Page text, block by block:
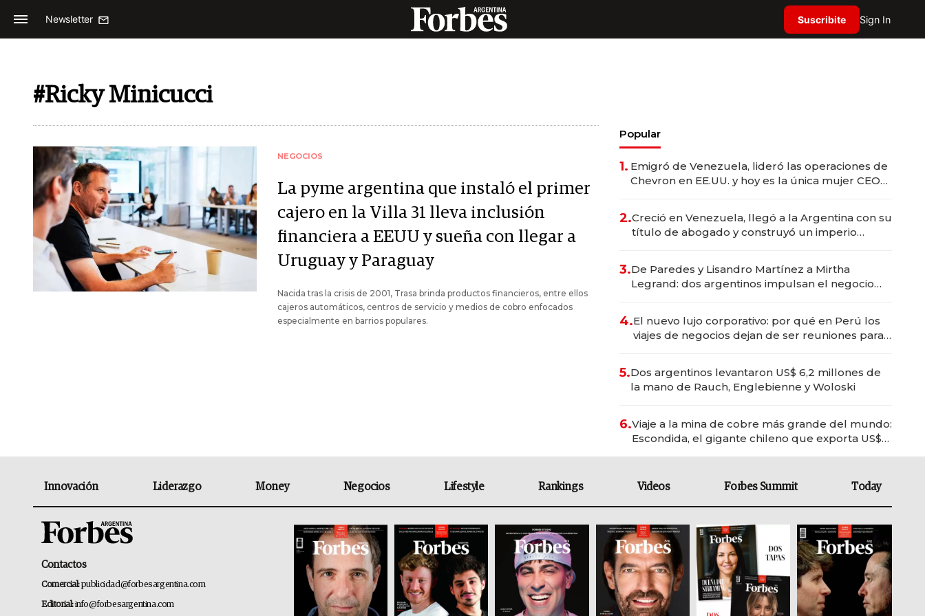
Newsletter Suscribite Sign In
#Ricky Minicucci
NEGOCIOS
La pyme argentina que instaló el primer
cajero en la Villa 31 lleva inclusión
financiera a EEUU y sueña con llegar a
Uruguay y Paraguay
Nacida tras la crisis de 2001, Trasa brinda productos financieros, entre ellos
cajeros automáticos, centros de servicio y medios de cobro enfocados
especialmente en barrios populares.
Popular
1. Emigró de Venezuela, lideró las operaciones de
Chevron en EE.UU. y hoy es la única mujer CEO
2.Creció en Venezuela, llegó a la Argentina con su
título de abogado y construyó un imperio
3.De Paredes y Lisandro Martínez a Mirtha
Legrand: dos argentinos impulsan el negocio
4.El nuevo lujo corporativo: por qué en Perú los
viajes de negocios dejan de ser reuniones para
5.Dos argentinos levantaron US$ 6,2 millones de
la mano de Rauch, Englebienne y Woloski
6.Viaje a la mina de cobre más grande del mundo:
Escondida, el gigante chileno que exporta US$
Innovación Liderazgo Money Negocios Lifestyle Rankings Videos Forbes Summit Today
Contactos
Comercial:publicidad@forbesargentina.com
Editorial:info@forbesargentina.com